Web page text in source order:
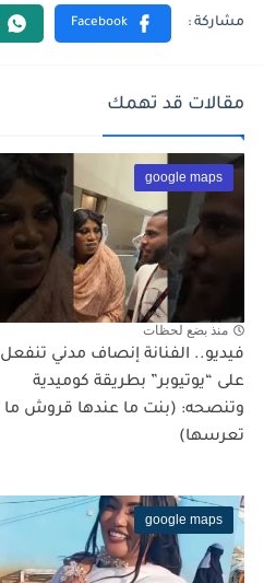
مقالات قد تهمك
google maps
منذ بضع لحظات
فيديو.. الفنانة إنصاف مدني تنفعل
على “يوتيوبر” بطريقة كوميدية
وتنصحه: (بنت ما عندها قروش ما
تعرسها)
google maps